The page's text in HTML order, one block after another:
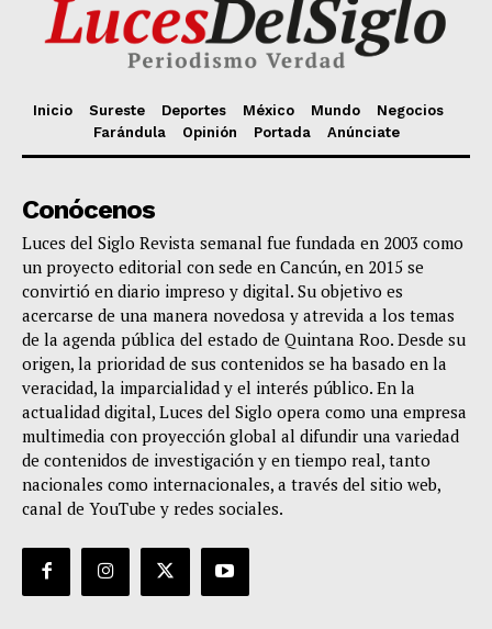
Inicio Sureste Deportes México Mundo
Negocios
Farándula
Opinión Portada Anúnciate
Conócenos
Luces del Siglo Revista semanal fue fundada en 2003 como
un proyecto editorial con sede en Cancún, en 2015 se
convirtió en diario impreso y digital. Su objetivo es
acercarse de una manera novedosa y atrevida a los temas
de la agenda pública del estado de Quintana Roo. Desde su
origen, la prioridad de sus contenidos se ha basado en la
veracidad, la imparcialidad y el interés público. En la
actualidad digital, Luces del Siglo opera como una empresa
multimedia con proyección global al difundir una variedad
de contenidos de investigación y en tiempo real, tanto
nacionales como internacionales, a través del sitio web,
canal de YouTube y redes sociales.